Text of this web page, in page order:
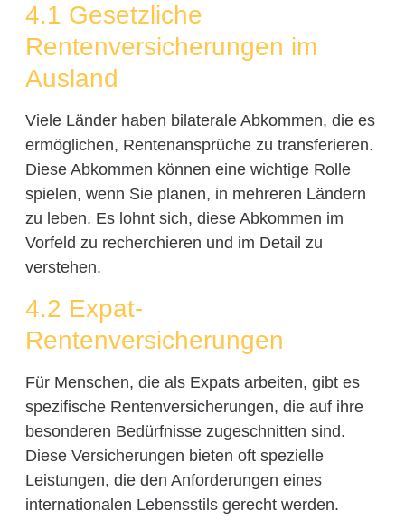
4.1 Gesetzliche
Rentenversicherungen im
Ausland
Viele Länder haben bilaterale Abkommen, die es
ermöglichen, Rentenansprüche zu transferieren.
Diese Abkommen können eine wichtige Rolle
spielen, wenn Sie planen, in mehreren Ländern
zu leben. Es lohnt sich, diese Abkommen im
Vorfeld zu recherchieren und im Detail zu
verstehen.
4.2 Expat-
Rentenversicherungen
Für Menschen, die als Expats arbeiten, gibt es
spezifische Rentenversicherungen, die auf ihre
besonderen Bedürfnisse zugeschnitten sind.
Diese Versicherungen bieten oft spezielle
Leistungen, die den Anforderungen eines
internationalen Lebensstils gerecht werden.